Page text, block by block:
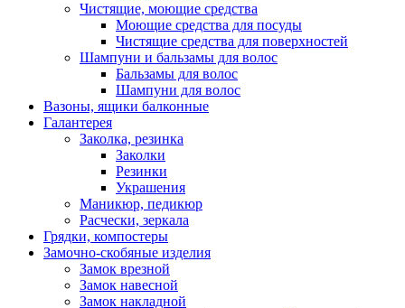
Чистящие, моющие средства
Моющие средства для посуды
Чистящие средства для поверхностей
Шампуни и бальзамы для волос
Бальзамы для волос
Шампуни для волос
Вазоны, ящики балконные
Галантерея
Заколка, резинка
Заколки
Резинки
Украшения
Маникюр, педикюр
Расчески, зеркала
Грядки, компостеры
Замочно-скобяные изделия
Замок врезной
Замок навесной
Замок накладной